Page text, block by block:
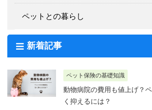
ペットとの暮らし
新着記事
ペット保険の基礎知識
動物病院の費用も値上げ？
く抑えるには？